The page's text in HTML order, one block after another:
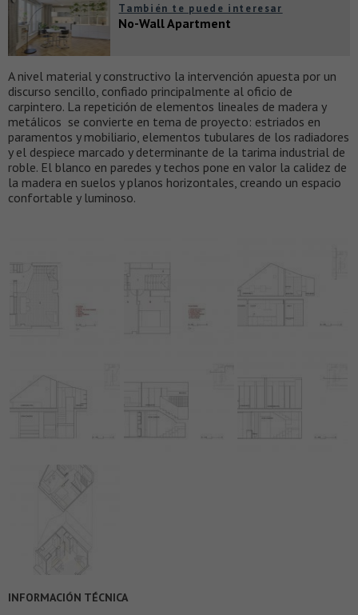
También te puede interesar
No-Wall Apartment
A nivel material y constructivo la intervención apuesta por un
discurso sencillo, confiado principalmente al oficio de
carpintero. La repetición de elementos lineales de madera y
metálicos se convierte en tema de proyecto: estriados en
paramentos y mobiliario, elementos tubulares de los radiadores
y el despiece marcado y determinante de la tarima industrial de
roble. El blanco en paredes y techos pone en valor la calidez de
la madera en suelos y planos horizontales, creando un espacio
confortable y luminoso.
INFORMACIÓN TÉCNICA